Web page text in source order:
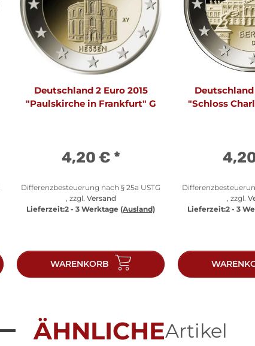
Deutschland 2 Euro 2015
"Paulskirche in Frankfurt" G
4,20 € *
Differenzbesteuerung nach § 25a USTG
, zzgl. Versand
Lieferzeit:2 - 3 Werktage (Ausland)
WARENKORB
Deutschland
"Schloss
, zzgl.
Lieferzeit:2 - 3
ÄHNLICHEArtikel